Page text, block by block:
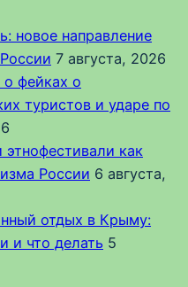
новое направление
7 августа, 2026
о фейках о
туристов и ударе по
как
России 6 августа,
отдых в Крыму:
и что делать 5